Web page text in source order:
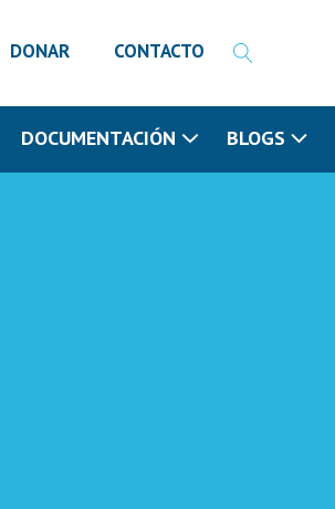
DONAR CONTACTO
DOCUMENTACIÓN BLOGS